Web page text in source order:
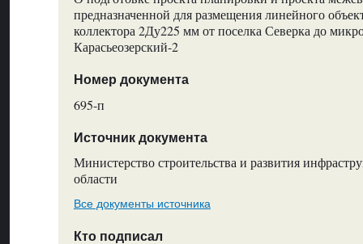
предназначенной для размещения линейного
коллектора 2Ду225 мм от поселка Северка до
Карасьеозерский-2
Номер документа
695-п
Источник документа
Министерство строительства и развития
области
Все документы источника
Кто подписал